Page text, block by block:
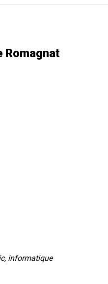
Romagnat
informatique